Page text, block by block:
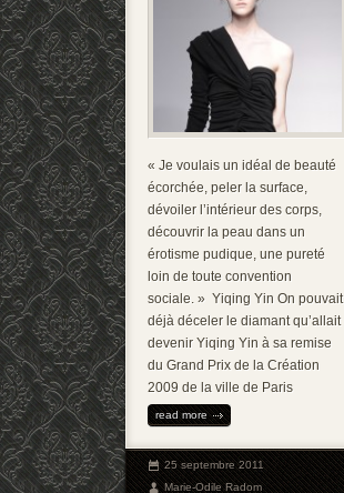
« Je voulais un idéal de beauté
écorchée, peler la surface,
dévoiler l’intérieur des corps,
découvrir la peau dans un
érotisme pudique, une pureté
loin de toute convention
sociale. » Yiqing Yin On pouvait
déjà déceler le diamant qu’allait
devenir Yiqing Yin à sa remise
du Grand Prix de la Création
2009 de la ville de Paris
read more
25 septembre 2011
Marie-Odile Radom